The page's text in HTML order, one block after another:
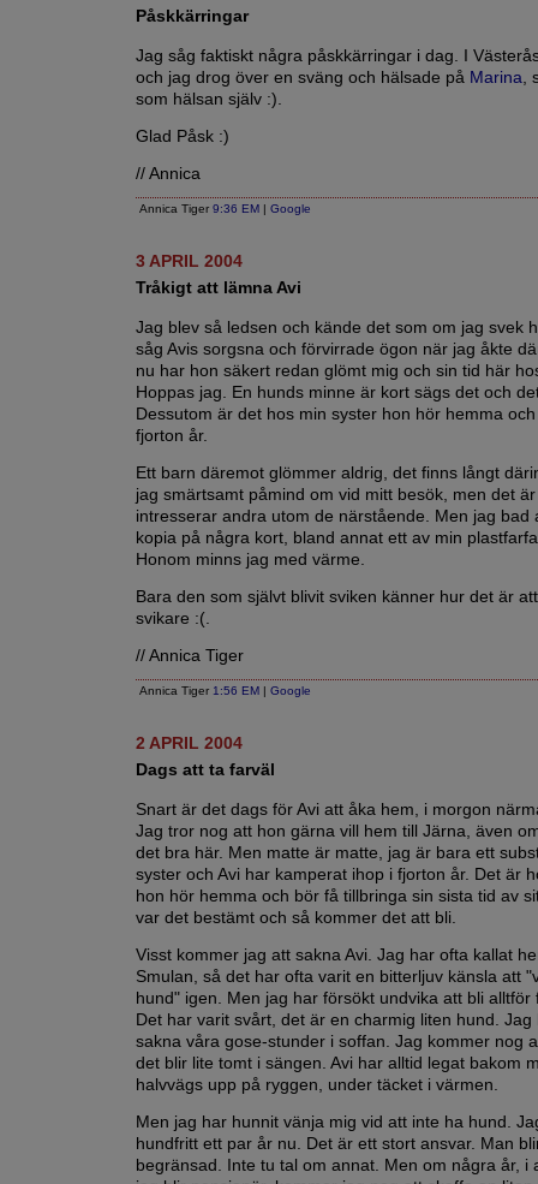
Påskkärringar
Jag såg faktiskt några påskkärringar i dag. I
och jag drog över en sväng och hälsade på Marina,
som hälsan själv :).
Glad Påsk :)
// Annica
Annica Tiger 9:36 EM | Google
3 APRIL 2004
Tråkigt att lämna Avi
Jag blev så ledsen och kände det som om jag svek
såg Avis sorgsna och förvirrade ögon när jag åkte
nu har hon säkert redan glömt mig och sin tid här
Hoppas jag. En hunds minne är kort sägs det och
Dessutom är det hos min syster hon hör hemma
fjorton år.
Ett barn däremot glömmer aldrig, det finns långt
jag smärtsamt påmind om vid mitt besök, men det
intresserar andra utom de närstående. Men jag bad
kopia på några kort, bland annat ett av min
Honom minns jag med värme.
Bara den som självt blivit sviken känner hur det är
svikare :(.
// Annica Tiger
Annica Tiger 1:56 EM | Google
2 APRIL 2004
Dags att ta farväl
Snart är det dags för Avi att åka hem, i morgon
Jag tror nog att hon gärna vill hem till Järna, även
det bra här. Men matte är matte, jag är bara ett
syster och Avi har kamperat ihop i fjorton år. Det är
hon hör hemma och bör få tillbringa sin sista tid av
var det bestämt och så kommer det att bli.
Visst kommer jag att sakna Avi. Jag har ofta kallat
Smulan, så det har ofta varit en bitterljuv känsla att
hund" igen. Men jag har försökt undvika att bli alltför
Det har varit svårt, det är en charmig liten hund. Jag
sakna våra gose-stunder i soffan. Jag kommer nog
det blir lite tomt i sängen. Avi har alltid legat bakom
halvvägs upp på ryggen, under täcket i värmen.
Men jag har hunnit vänja mig vid att inte ha hund.
hundfritt ett par år nu. Det är ett stort ansvar. Man
begränsad. Inte tu tal om annat. Men om några år, i